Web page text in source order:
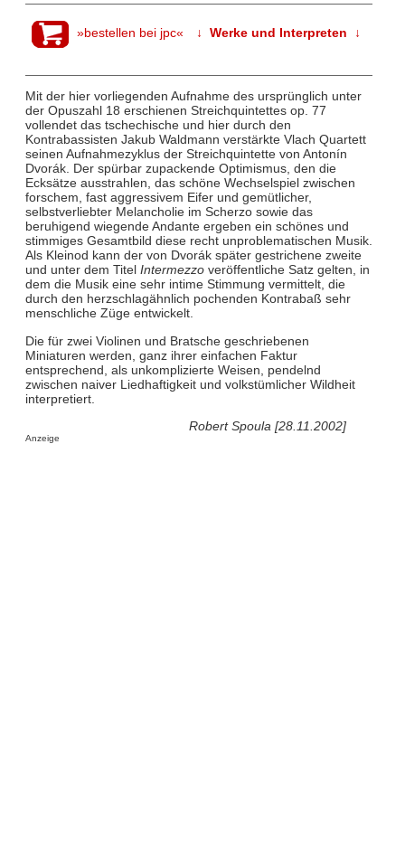
»bestellen bei jpc« ↓ Werke und Interpreten ↓
Mit der hier vorliegenden Aufnahme des ursprünglich unter
der Opuszahl 18 erschienen Streichquintettes op. 77
vollendet das tschechische und hier durch den
Kontrabassisten Jakub Waldmann verstärkte Vlach Quartett
seinen Aufnahmezyklus der Streichquintette von Antonín
Dvorák. Der spürbar zupackende Optimismus, den die
Ecksätze ausstrahlen, das schöne Wechselspiel zwischen
forschem, fast aggressivem Eifer und gemütlicher,
selbstverliebter Melancholie im Scherzo sowie das
beruhigend wiegende Andante ergeben ein schönes und
stimmiges Gesamtbild diese recht unproblematischen Musik.
Als Kleinod kann der von Dvorák später gestrichene zweite
und unter dem Titel Intermezzoveröffentliche Satz gelten, in
dem die Musik eine sehr intime Stimmung vermittelt, die
durch den herzschlagähnlich pochenden Kontrabaß sehr
menschliche Züge entwickelt.
Die für zwei Violinen und Bratsche geschriebenen
Miniaturen werden, ganz ihrer einfachen Faktur
entsprechend, als unkomplizierte Weisen, pendelnd
zwischen naiver Liedhaftigkeit und volkstümlicher Wildheit
interpretiert.
Robert Spoula [28.11.2002]
Anzeige